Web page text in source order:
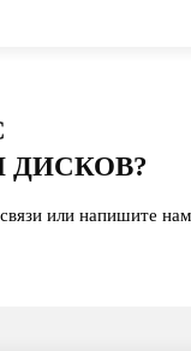
или напишите